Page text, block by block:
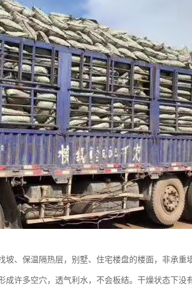
、保温隔热层，别墅、住宅楼盘的楼面，非承重
许多空穴，透气利水，不会板结。干燥状态下没